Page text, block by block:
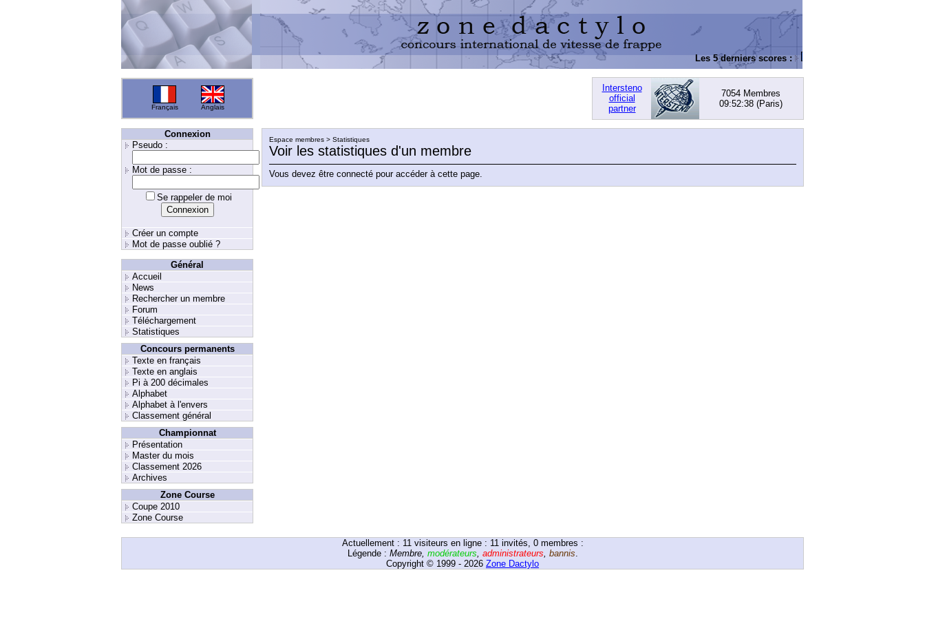
Les 5 derniers scores :
Français Anglais
Intersteno
official
partner
7054 Membres
09:52:38(Paris)
Connexion
Pseudo :
Mot de passe :
Se rappeler de moi
Créer un compte
Mot de passe oublié ?
Général
Accueil
News
Rechercher un membre
Forum
Téléchargement
Statistiques
Concours permanents
Texte en français
Texte en anglais
Pi à 200 décimales
Alphabet
Alphabet à l'envers
Classement général
Championnat
Présentation
Master du mois
Classement 2026
Archives
Zone Course
Coupe 2010
Zone Course
Espace membres > Statistiques
Voir les statistiques d'un membre
Vous devez être connecté pour accéder à cette page.
Actuellement : 11visiteurs en ligne : 11 invités, 0 membres :
Légende : Membre, modérateurs, administrateurs, bannis.
Copyright © 1999 - 2026 Zone Dactylo